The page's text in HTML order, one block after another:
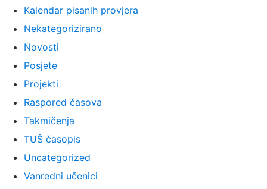
Kalendar pisanih provjera
Nekategorizirano
Novosti
Posjete
Projekti
Raspored časova
Takmičenja
TUŠ časopis
Uncategorized
Vanredni učenici